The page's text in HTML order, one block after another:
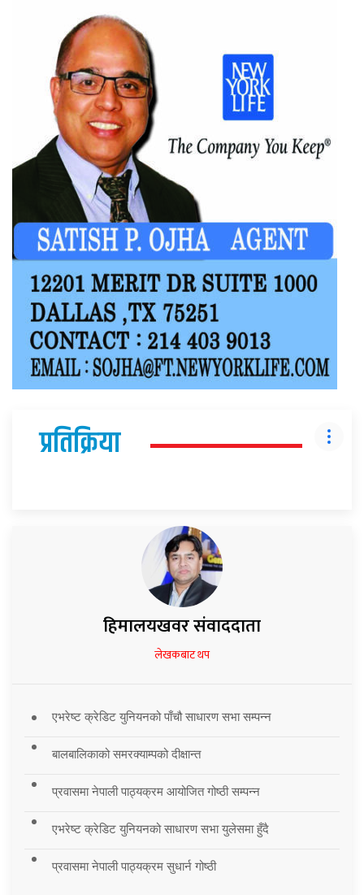
प्रतिक्रिया
हिमालयखवर संवाददाता
लेखकबाट थप
एभरेष्ट क्रेडिट युनियनको पाँचौ साधारण सभा सम्पन्न
बालबालिकाको समरक्याम्पको दीक्षान्त
प्रवासमा नेपाली पाठ्यक्रम आयोजित गोष्ठी सम्पन्न
एभरेष्ट क्रेडिट युनियनको साधारण सभा युलेसमा हुँदै
प्रवासमा नेपाली पाठ्यक्रम सुधार्न गोष्ठी